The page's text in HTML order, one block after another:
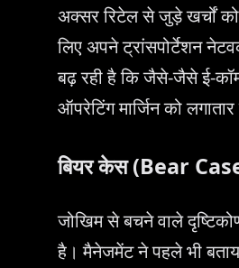
अक्सर रिटेल से जुड़े खर्चों को
लिए अपने ट्रांसपोर्टेशन
बढ़ रही है कि जैसे-जैसे ई-
ऑपरेटिंग मार्जिन को
बियर केस (Bear
जोखिम से बचने वाले
है। मैनेजमेंट ने पहले भी